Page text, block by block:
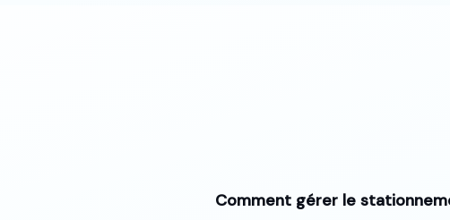
Comment gérer le